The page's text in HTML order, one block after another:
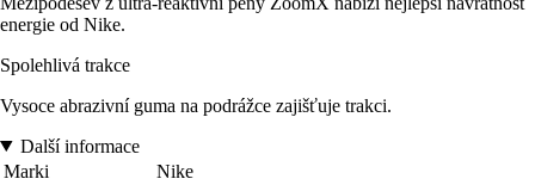
energie od Nike.
Spolehlivá trakce
Vysoce abrazivní guma na podrážce zajišťuje trakci.
Další informace
Marki
Nike